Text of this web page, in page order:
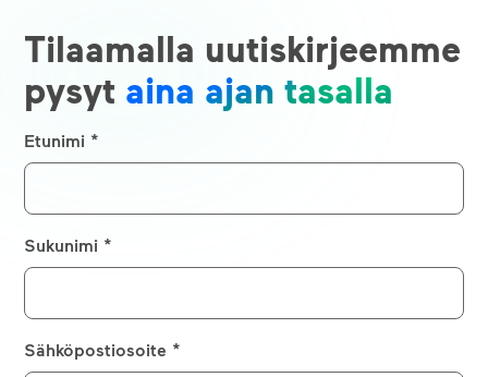
Tilaamalla uutiskirjeemme
pysyt aina ajan tasalla
Etunimi *
Sukunimi *
Sähköpostiosoite *